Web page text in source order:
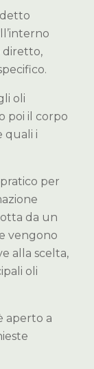
diretto,
oli
poi il corpo
quali i
per
da un
vengono
alla scelta,
oli
aperto a